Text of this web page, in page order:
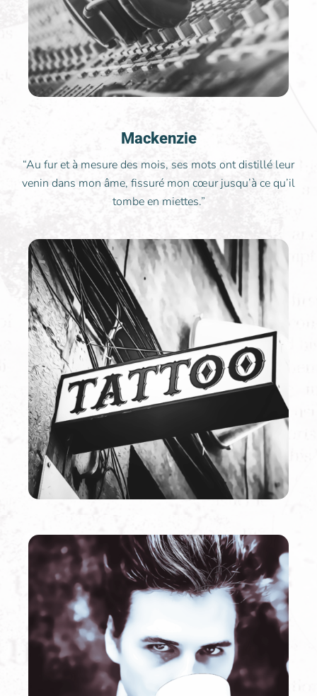
Mackenzie
“Au fur et à mesure des mois, ses mots ont distillé leur
venin dans mon âme, fissuré mon cœur jusqu’à ce qu’il
tombe en miettes.”